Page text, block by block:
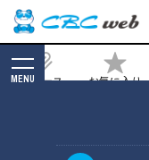
ニュース お気に入り
MENU